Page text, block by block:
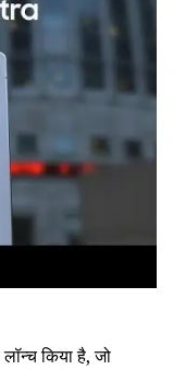
किया है, जो